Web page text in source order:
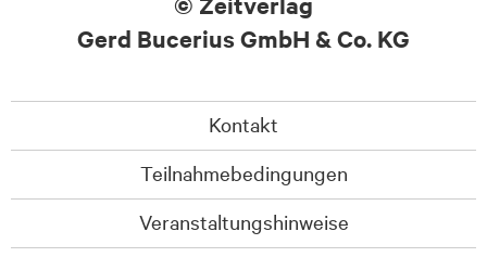
Gerd Bucerius GmbH & Co. KG
Kontakt
Teilnahmebedingungen
Veranstaltungshinweise